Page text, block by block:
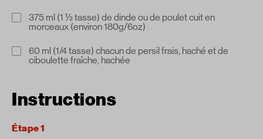
375 ml (1 ½ tasse) de dinde ou de poulet cuit en
morceaux (environ 180g/6oz)
60 ml (1/4 tasse) chacun de persil frais, haché et de
ciboulette fraîche, hachée
Instructions
Étape 1